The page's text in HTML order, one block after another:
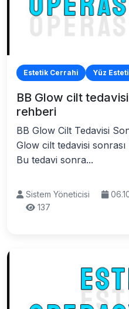
Estetik Cerrahi Yüz
BB Glow cilt tedavisi
rehberi
BB Glow Cilt Tedavisi
Glow cilt tedavisi
Bu tedavi sonra...
Sistem Yöneticisi
137